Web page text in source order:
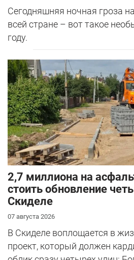
Сегодняшняя ночная гроза
всей стране – вот такое
году.
2,7 миллиона на
стоить обновление
Скиделе
07 августа 2026
В Скиделе воплощается в
проект, который должен